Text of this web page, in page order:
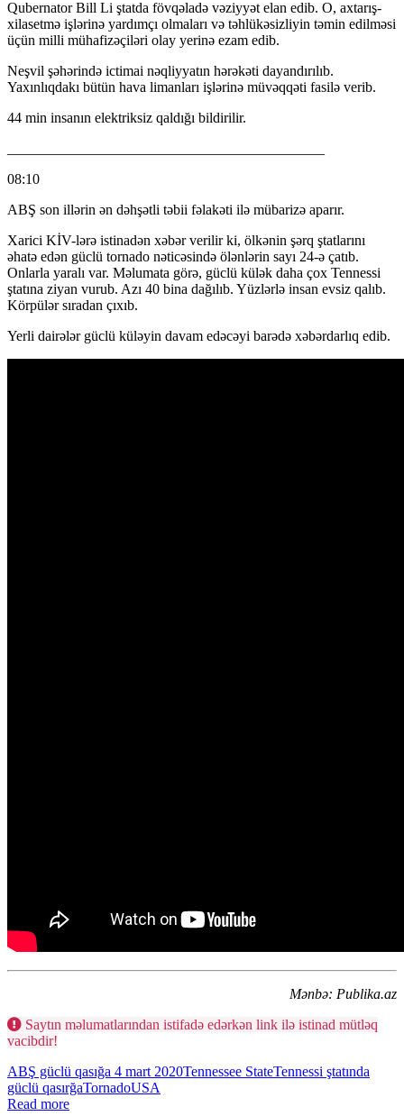
Qubernator Bill Li ştatda fövqəladə vəziyyət elan edib. O, axtarış-
xilasetmə işlərinə yardımçı olmaları və təhlükəsizliyin təmin edilməsi
üçün milli mühafizəçiləri olay yerinə ezam edib.
Neşvil şəhərində ictimai nəqliyyatın hərəkəti dayandırılıb.
Yaxınlıqdakı bütün hava limanları işlərinə müvəqqəti fasilə verib.
44 min insanın elektriksiz qaldığı bildirilir.
08:10
ABŞ son illərin ən dəhşətli təbii fəlakəti ilə mübarizə aparır.
Xarici KİV-lərə istinadən xəbər verilir ki, ölkənin şərq ştatlarını
əhatə edən güclü tornado nəticəsində ölənlərin sayı 24-ə çatıb.
Onlarla yaralı var. Məlumata görə, güclü külək daha çox Tennessi
ştatına ziyan vurub. Azı 40 bina dağılıb. Yüzlərlə insan evsiz qalıb.
Körpülər sıradan çıxıb.
Yerli dairələr güclü küləyin davam edəcəyi barədə xəbərdarlıq edib.
Mənbə: Publika.az
Saytın məlumatlarından istifadə edərkən link ilə istinad mütləq
vacibdir!
ABŞ güclü qasığa 4 mart 2020Tennessee StateTennessi ştatında
güclü qasırğaTornadoUSA
Read more